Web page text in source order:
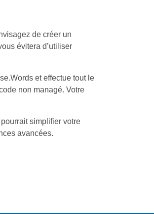
de créer un
évitera d’utiliser
et effectue tout le
non managé. Votre
simplifier votre
avancées.